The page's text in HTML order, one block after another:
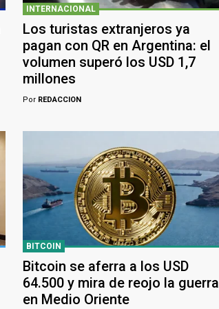
INTERNACIONAL
Los turistas extranjeros ya
pagan con QR en Argentina: el
volumen superó los USD 1,7
millones
PorREDACCION
BITCOIN
Bitcoin se aferra a los USD
64.500 y mira de reojo la guerra
en Medio Oriente